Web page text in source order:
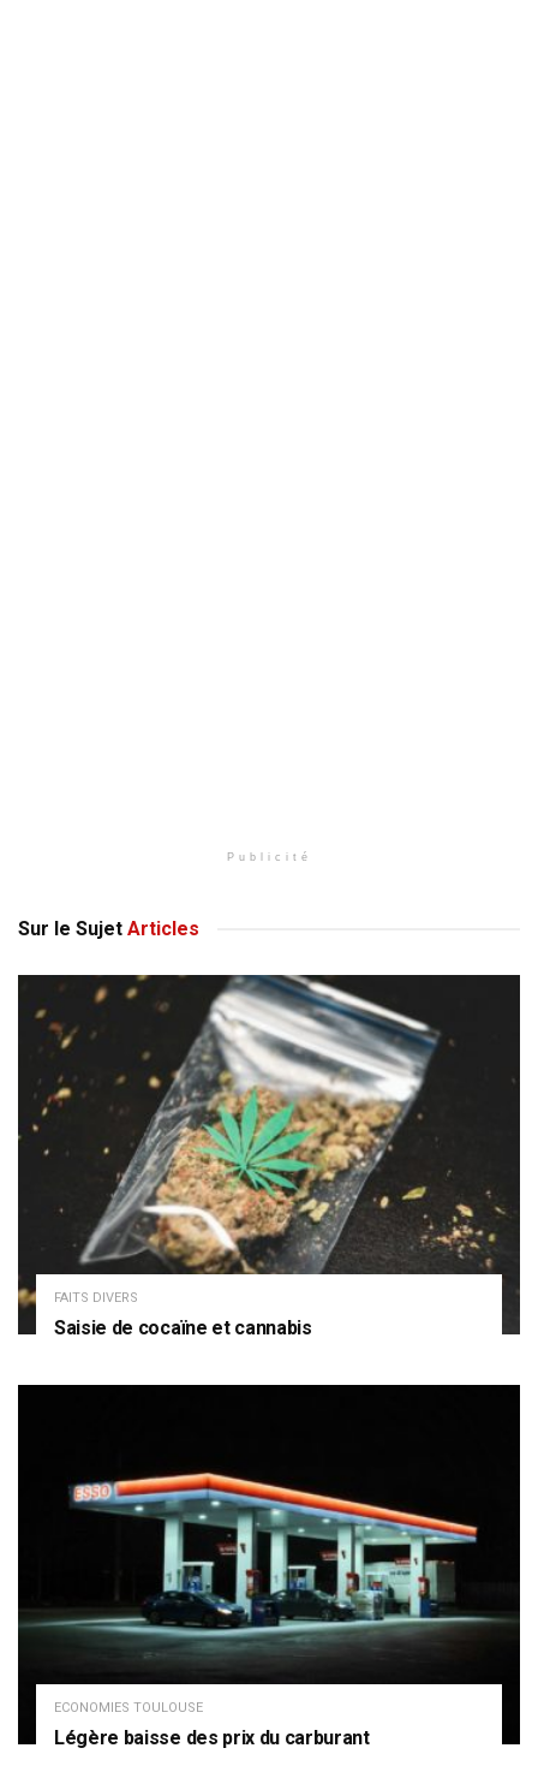
Publicité
Sur le Sujet Articles
FAITS DIVERS
Saisie de cocaïne et cannabis
ECONOMIES TOULOUSE
Légère baisse des prix du carburant